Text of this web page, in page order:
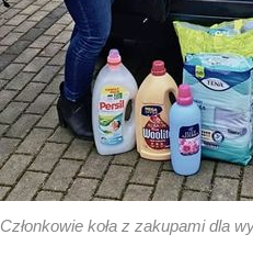
Członkowie koła z zakupami dla